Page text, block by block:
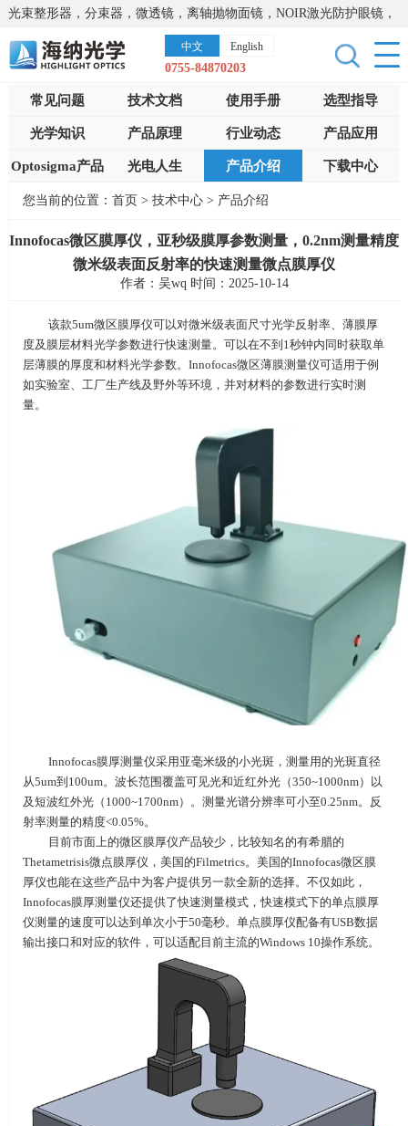
光束整形器，分束器，微透镜，离轴抛物面镜，NOIR激光防护眼镜，
太阳能模拟器，显微镜载物台，激光器，光谱仪，红外热像仪，激光
晶体
中文 English
0755-84870203
常见问题 技术文档 使用手册 选型指导
光学知识 产品原理 行业动态 产品应用
Optosigma产品 光电人生 产品介绍 下载中心
您当前的位置： 首页 > 技术中心 > 产品介绍
Innofocas微区膜厚仪，亚秒级膜厚参数测量，0.2nm测量精度
微米级表面反射率的快速测量微点膜厚仪
作者：吴wq 时间：2025-10-14
该款5um微区膜厚仪可以对微米级表面尺寸光学反射率、薄膜厚
度及膜层材料光学参数进行快速测量。可以在不到 1秒钟内同时获取单
层薄膜的厚度和材料光学参数。 Innofocas微区薄膜测量仪可适用于例
如实验室、工厂生产线及野外等环境，并对材料的参数进行实时测
量。
Innofocas膜厚测量仪采用亚毫米级的小光斑，测量用的光斑直径
从5um到 100um。波长范围覆盖可见光和近红外光（350~1000nm）以
及短波红外光（ 1000~1700nm）。测量光谱分辨率可小至0.25nm。反
射率测量的精度<0.05%。
目前市面上的微区膜厚仪产品较少，比较知名的有希腊的
Thetametrisis微点膜厚仪，美国的Filmetrics。美国的Innofocas微区膜
厚仪也能在这些产品中为客户提供另一款全新的选择。不仅如此，
Innofocas膜厚测量仪还提供了快速测量模式，快速模式下的单点膜厚
仪测量的速度可以达到单次小于50毫秒。单点膜厚仪配备有USB数据
输出接口和对应的软件，可以适配目前主流的Windows 10操作系统。